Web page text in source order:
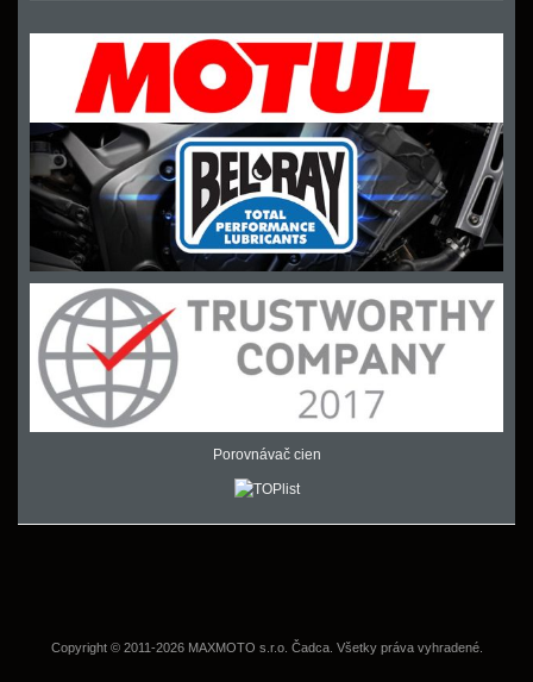
Porovnávač cien
Copyright © 2011-2026 MAXMOTO s.r.o. Čadca. Všetky práva vyhradené.